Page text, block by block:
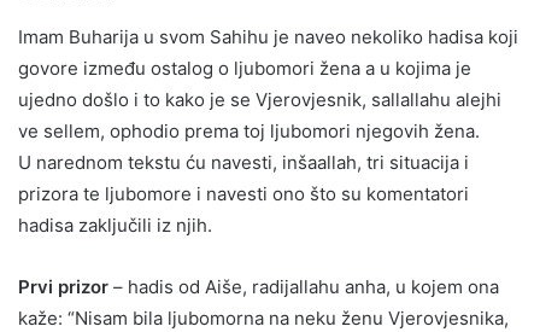
Imam Buharija u svom Sahihu je naveo nekoliko hadisa koji
govore između ostalog o ljubomori žena a u kojima je
ujedno došlo i to kako je se Vjerovjesnik, sallallahu alejhi
ve sellem, ophodio prema toj ljubomori njegovih žena.
U narednom tekstu ću navesti, inšaallah, tri situacija i
prizora te ljubomore i navesti ono što su komentatori
hadisa zaključili iz njih.
Prvi prizor – hadis od Aiše, radijallahu anha, u kojem ona
kaže: “Nisam bila ljubomorna na neku ženu Vjerovjesnika,